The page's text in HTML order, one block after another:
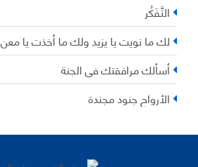
التَّفَكُر
لك ما نويت يا يزيد ولك ما أخذت يا معن
أسألك مرافقتك في الجنة
الأرواح جنود مجندة